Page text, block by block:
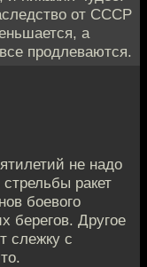
от СССР
а
продлеваются.
не надо
ракет
боевого
берегов. Другое
слежку с